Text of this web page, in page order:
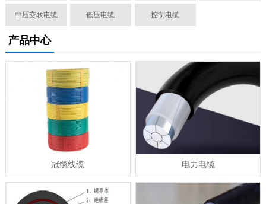
中压交联电缆 低压电缆 控制电缆
产品中心
冠缆线缆 电力电缆